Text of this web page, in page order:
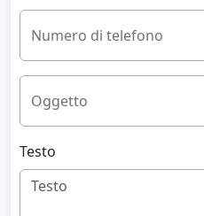
Numero di telefono
Oggetto
Testo